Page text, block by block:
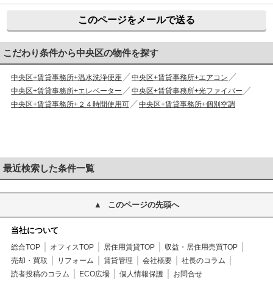
このページをメールで送る
こだわり条件から中央区の物件を探す
中央区+賃貸事務所+温水洗浄便座
中央区+賃貸事務所+エアコン
中央区+賃貸事務所+エレベーター
中央区+賃貸事務所+光ファイバー
中央区+賃貸事務所+２４時間使用可
中央区+賃貸事務所+個別空調
最近検索した条件一覧
このページの先頭へ
当社について
総合TOP オフィスTOP 居住用賃貸TOP
収益・居住用売買TOP
売却・買取
リフォーム 賃貸管理 会社概要
社長のコラム
読者投稿のコラム
ECO広場 個人情報保護 お問合せ